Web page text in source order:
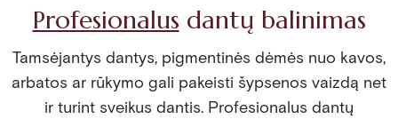
Profesionalus dantų balinimas
Tamsėjantys dantys, pigmentinės dėmės nuo kavos,
arbatos ar rūkymo gali pakeisti šypsenos vaizdą net
ir turint sveikus dantis. Profesionalus dantų